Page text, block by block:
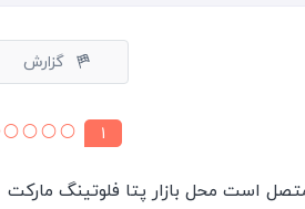
گزارش
1
است محل بازار پتا فلوتینگ مارکت